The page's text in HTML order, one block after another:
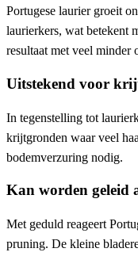
Portugese laurier groeit
laurierkers, wat betekent
resultaat met veel minder
Uitstekend voor
In tegenstelling tot
krijtgronden waar veel
bodemverzuring nodig.
Kan worden geleid
Met geduld reageert
pruning. De kleine